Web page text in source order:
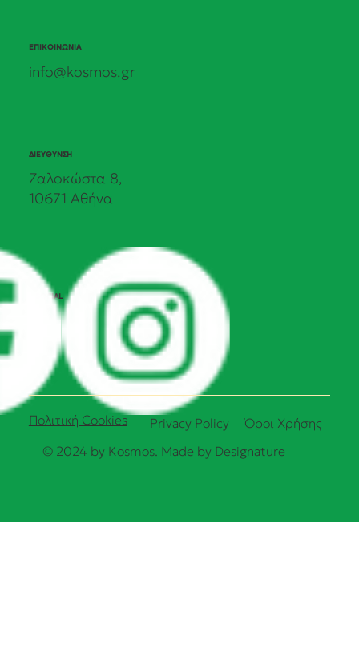
ΕΠΙΚΟΙΝΩΝΙΑ
info@kosmos.gr
ΔΙΕΥΘΥΝΣΗ
Ζαλοκώστα 8,
10671 Αθήνα
SOCIAL
© 2024 by Kosmos. Made by Designature
Πολιτική Cookies Όροι Χρήσης
Privacy Policy